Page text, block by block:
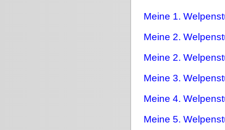
Meine 1.
Meine 2.
Meine 2.
Meine 3.
Meine 4.
Meine 5.